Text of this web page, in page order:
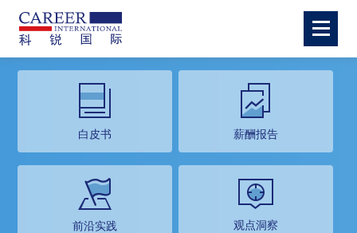
白皮书 薪酬报告
前沿实践 观点洞察